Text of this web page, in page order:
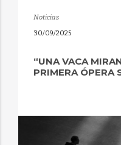
Noticias
30/09/2025
“UNA VACA
PRIMERA ÓPERA